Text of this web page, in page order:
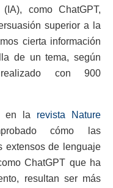
como ChatGPT,
superior a la
cierta información
de un tema, según
con 900
en la revista Nature
cómo las
extensos de lenguaje
ChatGPT que ha
resultan ser más